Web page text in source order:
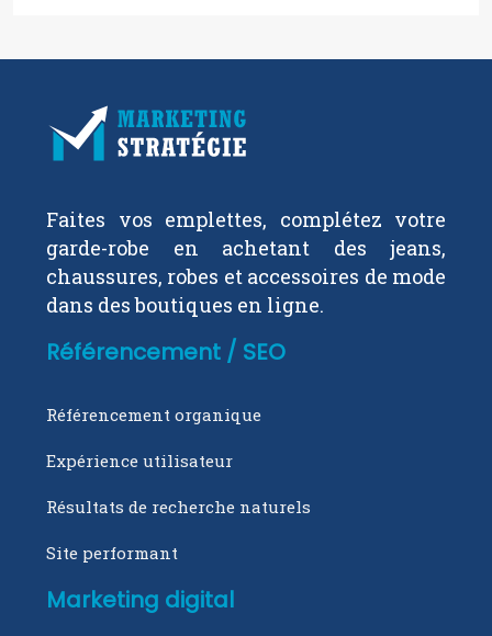
Faites vos emplettes, complétez votre
garde-robe en achetant des jeans,
chaussures, robes et accessoires de mode
dans des boutiques en ligne.
Référencement / SEO
Référencement organique
Expérience utilisateur
Résultats de recherche naturels
Site performant
Marketing digital